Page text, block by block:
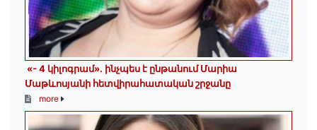
«- 4 կիլոգրամ». ինչպես է ընթանում Մարիա
Մաթևոսյանի հետվիրահատական շրջանը
more